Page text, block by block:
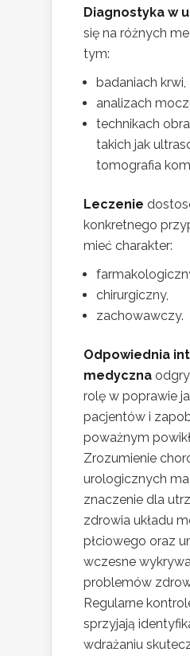
Diagnostyka w
się na różnych
tym:
badaniach krwi,
analizach
technikach
takich jak
tomografia
Leczenie
konkretnego
mieć charakter:
chirurgiczny,
zachowawczy.
Odpowiednia
medyczna
rolę w poprawie
pacjentów i
poważnym
Zrozumienie
urologicznych
znaczenie dla
zdrowia układu
płciowego oraz
wczesne
problemów
Regularne
sprzyjają
wdrażaniu